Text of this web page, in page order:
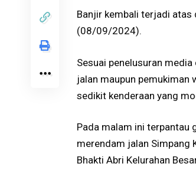
Banjir kembali terjadi atas
(08/09/2024).
Sesuai penelusuran
jalan maupun pemukiman
sedikit kenderaan yang
Pada malam ini terpantau
merendam jalan Simpang
Bhakti Abri Kelurahan